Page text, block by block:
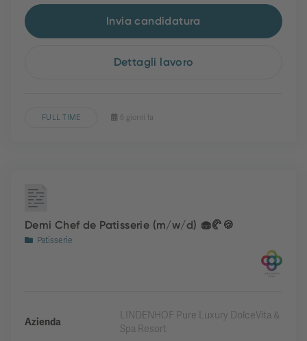
Invia candidatura
Dettagli lavoro
FULL TIME 6 giorni fa
Demi Chef de Patisserie (m/w/d) 🧁🥐🍪
Patisserie
Azienda
LINDENHOF Pure Luxury DolceVita &
Spa Resort